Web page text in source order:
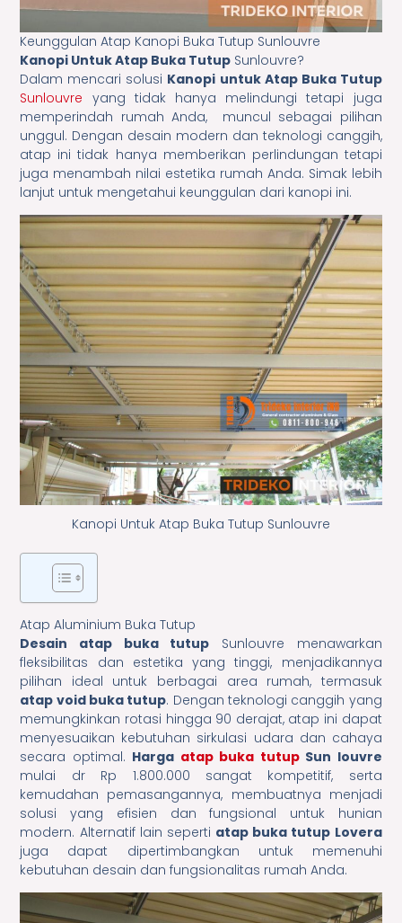
Keunggulan Atap Kanopi Buka Tutup Sunlouvre
Kanopi Untuk Atap Buka Tutup Sunlouvre?
Dalam mencari solusi Kanopi untuk Atap Buka Tutup
Sunlouvre yang tidak hanya melindungi tetapi juga
memperindah rumah Anda, muncul sebagai pilihan
unggul. Dengan desain modern dan teknologi canggih,
atap ini tidak hanya memberikan perlindungan tetapi
juga menambah nilai estetika rumah Anda. Simak lebih
lanjut untuk mengetahui keunggulan dari kanopi ini.
Kanopi Untuk Atap Buka Tutup Sunlouvre
Atap Aluminium Buka Tutup
Desain atap buka tutup Sunlouvre menawarkan
fleksibilitas dan estetika yang tinggi, menjadikannya
pilihan ideal untuk berbagai area rumah, termasuk
atap void buka tutup. Dengan teknologi canggih yang
memungkinkan rotasi hingga 90 derajat, atap ini dapat
menyesuaikan kebutuhan sirkulasi udara dan cahaya
secara optimal. Harga atap buka tutupSun louvre
mulai dr Rp 1.800.000 sangat kompetitif, serta
kemudahan pemasangannya, membuatnya menjadi
solusi yang efisien dan fungsional untuk hunian
modern. Alternatif lain seperti atap buka tutup Lovera
juga dapat dipertimbangkan untuk memenuhi
kebutuhan desain dan fungsionalitas rumah Anda.